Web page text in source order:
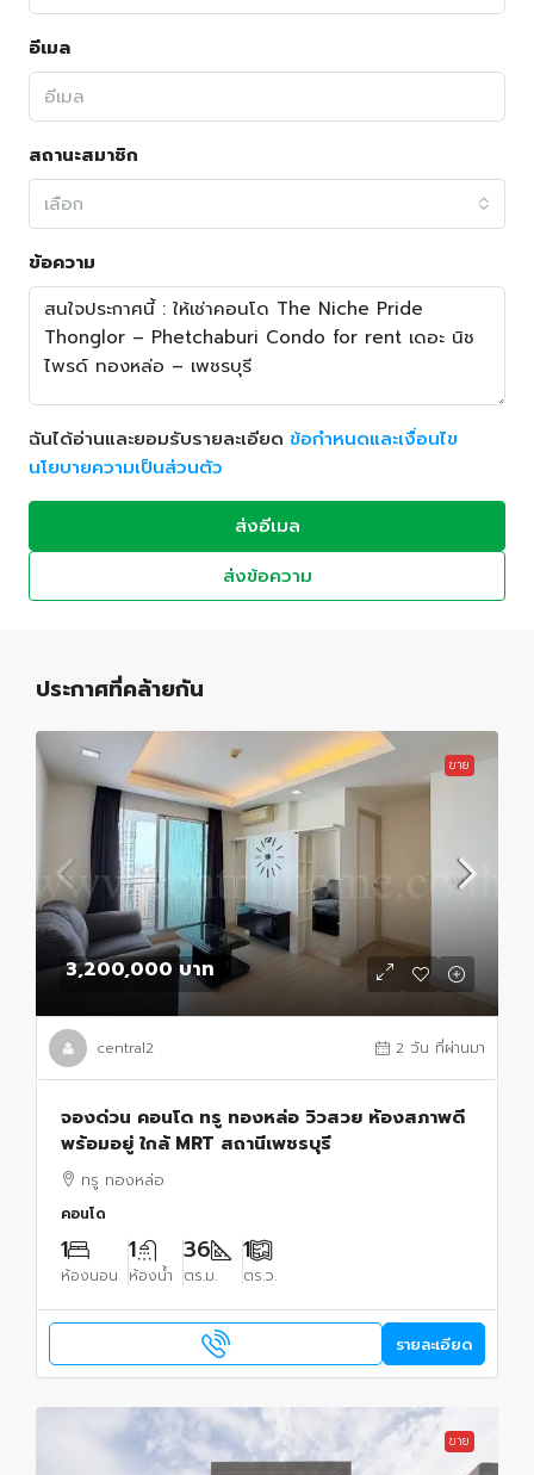
อีเมล
สถานะสมาชิก
เลือก
ข้อความ
ฉันได้อ่านและยอมรับรายละเอียด ข้อกำหนดและเงื่อนไข
นโยบายความเป็นส่วนตัว
ส่งอีเมล
ส่งข้อความ
ประกาศที่คล้ายกัน
ขาย
3,200,000 บาท
central2 2 วัน ที่ผ่านมา
จองด่วน คอนโด ทรู ทองหล่อ วิวสวย ห้องสภาพดี
พร้อมอยู่ ใกล้ MRT สถานีเพชรบุรี
ทรู ทองหล่อ
คอนโด
1
ห้องนอน
1
ห้องน้ำ
36
ตร.ม.
1
ตร.ว.
รายละเอียด
ขาย